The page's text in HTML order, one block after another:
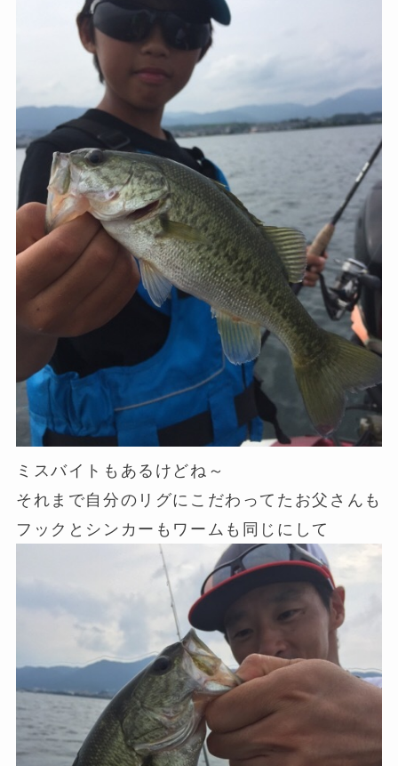
ミスバイトもあるけどね～
それまで自分のリグにこだわってたお父さんも
フックとシンカーもワームも同じにして